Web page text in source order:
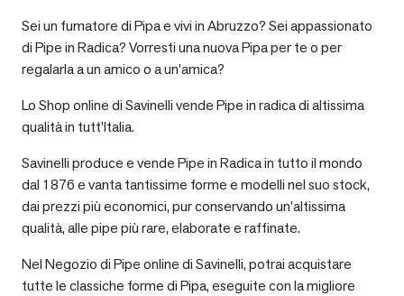
Sei un fumatore di Pipa e vivi in Abruzzo? Sei appassionato
di Pipe in Radica? Vorresti una nuova Pipa per te o per
regalarla a un amico o a un’amica?
Lo Shop online di Savinelli vende Pipe in radica di altissima
qualità in tutt’Italia.
Savinelli produce e vende Pipe in Radica in tutto il mondo
dal 1876 e vanta tantissime forme e modelli nel suo stock,
dai prezzi più economici, pur conservando un’altissima
qualità, alle pipe più rare, elaborate e raffinate.
Nel Negozio di Pipe online di Savinelli, potrai acquistare
tutte le classiche forme di Pipa, eseguite con la migliore